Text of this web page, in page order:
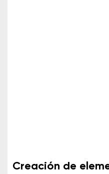
Creación de